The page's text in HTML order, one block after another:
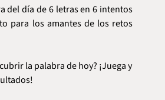
del día de 6 letras en 6 intentos
para los amantes de los retos
la palabra de hoy? ¡Juega y